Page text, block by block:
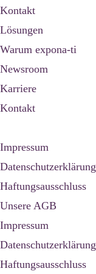
Kontakt
Lösungen
Warum expona-ti
Newsroom
Karriere
Kontakt
Impressum
Datenschutzerklärung
Haftungsausschluss
Unsere AGB
Impressum
Datenschutzerklärung
Haftungsausschluss